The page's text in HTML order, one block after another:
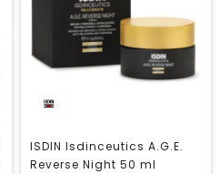
ISDIN Isdinceutics A.G.E.
Reverse Night 50 ml